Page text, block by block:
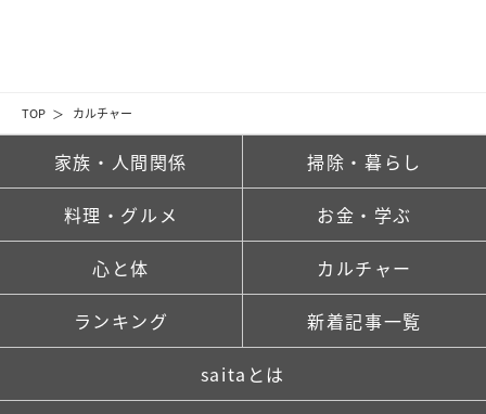
TOP カルチャー
家族・人間関係 掃除・暮らし
料理・グルメ お金・学ぶ
心と体 カルチャー
ランキング 新着記事一覧
saitaとは